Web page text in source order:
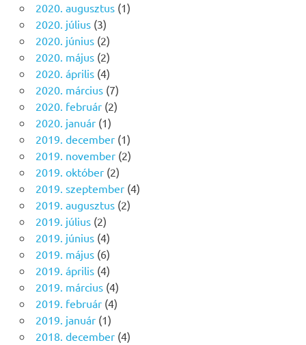
2020. augusztus(1)
2020. július(3)
2020. június(2)
2020. május(2)
2020. április(4)
2020. március(7)
2020. február(2)
2020. január(1)
2019. december(1)
2019. november(2)
2019. október(2)
2019. szeptember(4)
2019. augusztus(2)
2019. július(2)
2019. június(4)
2019. május(6)
2019. április(4)
2019. március(4)
2019. február(4)
2019. január(1)
2018. december(4)